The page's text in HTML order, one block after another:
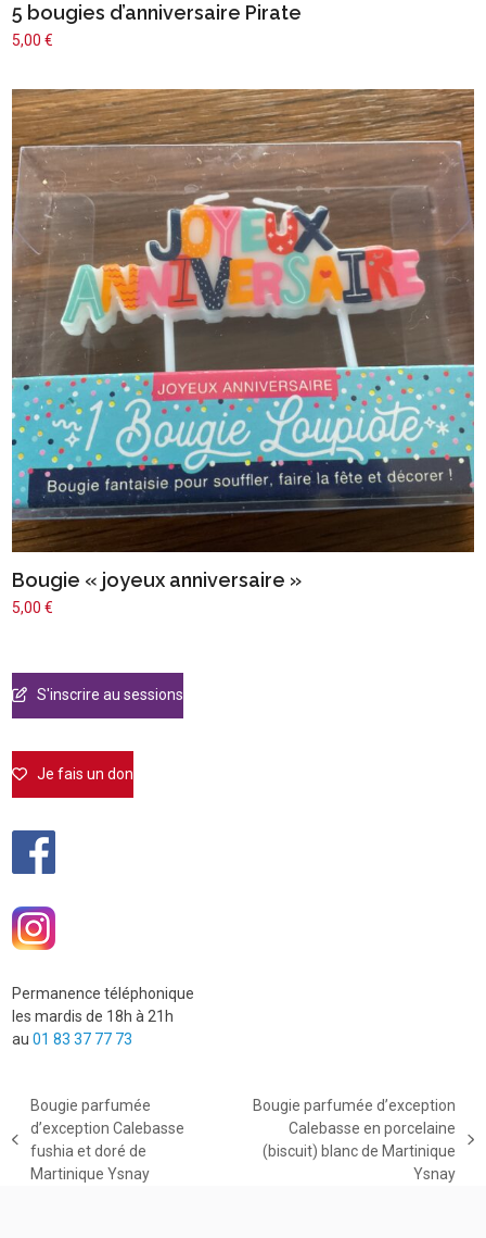
5 bougies d’anniversaire Pirate
5,00€
Bougie « joyeux anniversaire »
5,00€
S'inscrire au sessions
Je fais un don
Permanence téléphonique
les mardis de 18h à 21h
au01 83 37 77 73
previous
post:
Bougie parfumée
d’exception Calebasse
fushia et doré de
Martinique Ysnay
next
Bougie parfumée d’exception
Calebasse en porcelaine
(biscuit) blanc de Martinique
Ysnay